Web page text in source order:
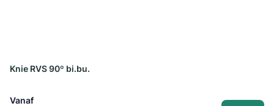
Knie RVS 90º bi.bu.
Vanaf